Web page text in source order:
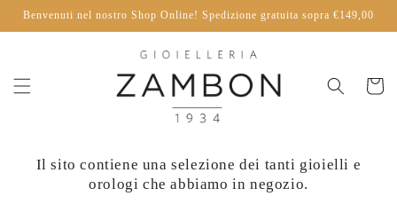
direttamente
ai contenuti
Benvenuti nel nostro Shop Online! Spedizione gratuita sopra €149,00
Carrello
Il sito contiene una selezione dei tanti gioielli e
orologi che abbiamo in negozio.